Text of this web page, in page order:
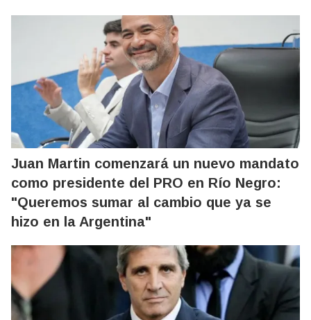
Juan Martin comenzará un nuevo mandato
como presidente del PRO en Río Negro:
"Queremos sumar al cambio que ya se
hizo en la Argentina"